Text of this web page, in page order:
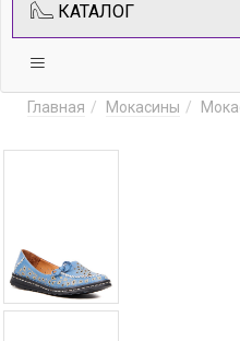
КАТАЛОГ
Главная Мокасины